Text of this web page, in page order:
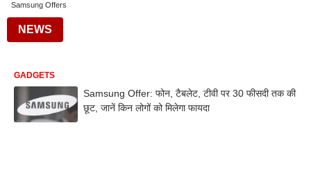
Samsung Offers
NEWS
GADGETS
Samsung Offer: फोन, टैबलेट, टीवी पर 30 फीसदी तक की
छूट, जानें किन लोगों को मिलेगा फायदा